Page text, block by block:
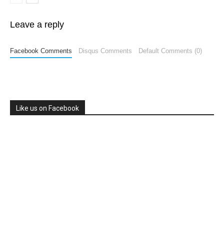
Leave a reply
Facebook Comments Disqus Comments Default Comments (0)
Like us on Facebook